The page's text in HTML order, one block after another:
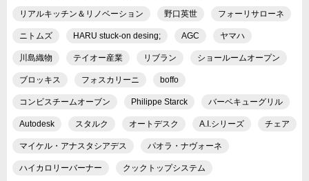
リアルキッチン＆リノベーション 野口英世 フォーリサローネ
ニトムズ HARU stuck-on desing; AGC ヤマハ
川島織物 テイオー産業 リブラン ショールームオープン
ブロッキス フォスカリーニ boffo
コンビスチームオーブン Philippe Starck バーベキューグリル
Autodesk スタルク オートデスク A.I.シリーズ チェア
マイケル・アナスタシアデス パオラ・ナヴォーネ
ハイカロリーバーナー クックトップシステム